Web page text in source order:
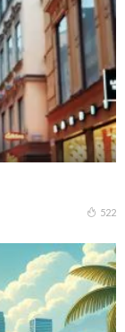
522